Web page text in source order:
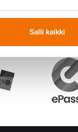
Salli kaikki